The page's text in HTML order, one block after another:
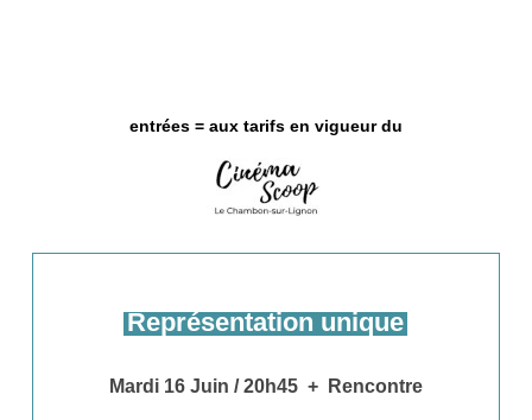
entrées = aux tarifs en vigueur du
Représentation unique
Mardi 16 Juin / 20h45 + Rencontre